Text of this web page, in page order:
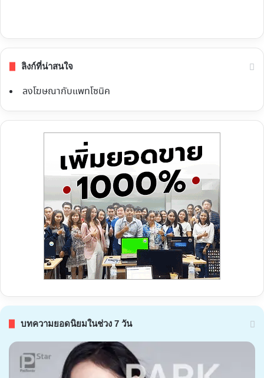
ลิงก์ที่น่าสนใจ
ลงโฆษณากับแพทโซนิค
บทความยอดนิยมในช่วง 7 วัน